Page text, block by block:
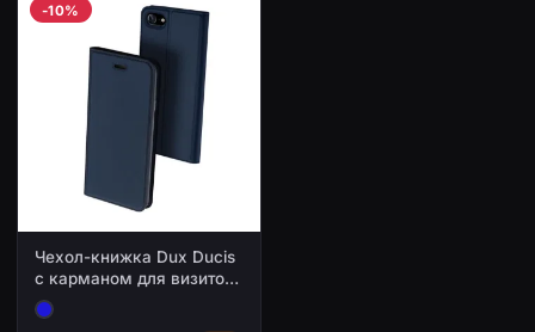
-10%
Чехол-книжка Dux Ducis
с карманом для визиток
для Apple iPhone 7 / 8 /
SE (2020) (4.7")